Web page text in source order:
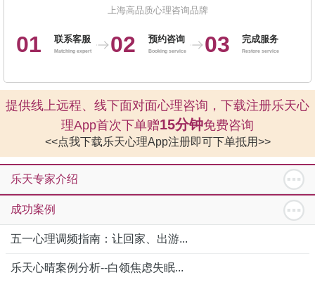
上海高品质心理咨询品牌
01 联系客服
Matching expert 02 预约咨询
Booking service 03 完成服务
Restore service
提供线上远程、线下面对面心理咨询，下载注册乐天心
理App首次下单赠15分钟免费咨询
<<点我下载乐天心理App注册即可下单抵用>>
乐天专家介绍
成功案例
五一心理调频指南：让回家、出游...
乐天心晴案例分析--白领焦虑失眠...